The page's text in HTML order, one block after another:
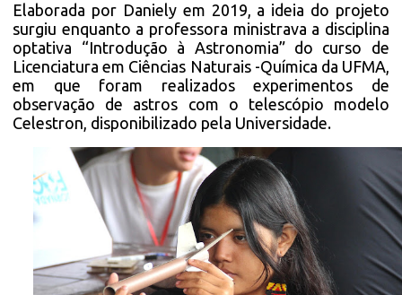
Elaborada por Daniely em 2019, a ideia do projeto
surgiu enquanto a professora ministrava a disciplina
optativa “Introdução à Astronomia” do curso de
Licenciatura em Ciências Naturais -Química da UFMA,
em que foram realizados experimentos de
observação de astros com o telescópio modelo
Celestron, disponibilizado pela Universidade.